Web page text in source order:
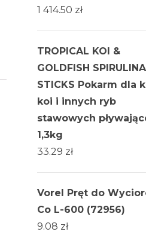
1 414.50 zł
TROPICAL KOI &
GOLDFISH SPIRULINA
STICKS Pokarm dla
koi i innych ryb
stawowych
1,3kg
33.29 zł
Vorel Pręt do
Co L-600 (72956)
9.08 zł